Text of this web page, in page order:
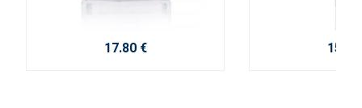
17.80 € 15.80